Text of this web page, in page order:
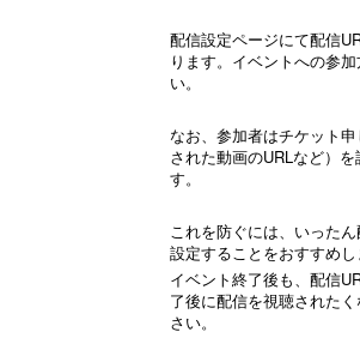
配信設定ページにて配信
ります。イベントへの参
い。
なお、参加者はチケット
された動画のURLなど）
す。
これを防ぐには、いった
設定することをおすすめし
イベント終了後も、配信
了後に配信を視聴された
さい。